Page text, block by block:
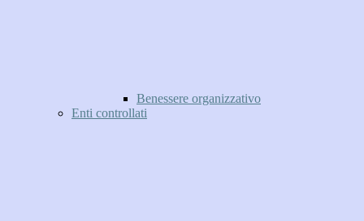
Benessere organizzativo
Enti controllati